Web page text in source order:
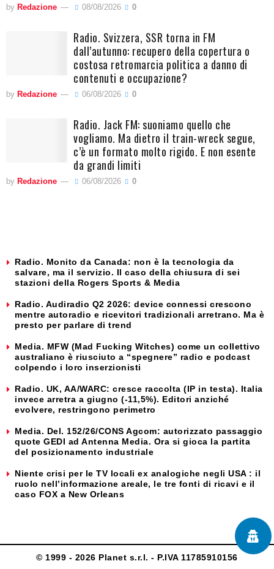
by Redazione 08/08/2026 0
Radio. Svizzera, SSR torna in FM
dall’autunno: recupero della copertura o
costosa retromarcia politica a danno di
contenuti e occupazione?
by Redazione 06/08/2026 0
Radio. Jack FM: suoniamo quello che
vogliamo. Ma dietro il train-wreck segue,
c’è un formato molto rigido. E non esente
da grandi limiti
by Redazione 06/08/2026 0
Radio. Monito da Canada: non è la tecnologia da
salvare, ma il servizio. Il caso della chiusura di sei
stazioni della Rogers Sports & Media
Radio. Audiradio Q2 2026: device connessi crescono
mentre autoradio e ricevitori tradizionali arretrano. Ma è
presto per parlare di trend
Media. MFW (Mad Fucking Witches) come un collettivo
australiano è riusciuto a “spegnere” radio e podcast
colpendo i loro inserzionisti
Radio. UK, AA/WARC: cresce raccolta (IP in testa). Italia
invece arretra a giugno (-11,5%). Editori anziché
evolvere, restringono perimetro
Media. Del. 152/26/CONS Agcom: autorizzato passaggio
quote GEDI ad Antenna Media. Ora si gioca la partita
del posizionamento industriale
Niente crisi per le TV locali ex analogiche negli USA : il
ruolo nell’informazione areale, le tre fonti di ricavi e il
caso FOX a New Orleans
© 1999 - 2026 Planet s.r.l. - P.IVA 11785910156